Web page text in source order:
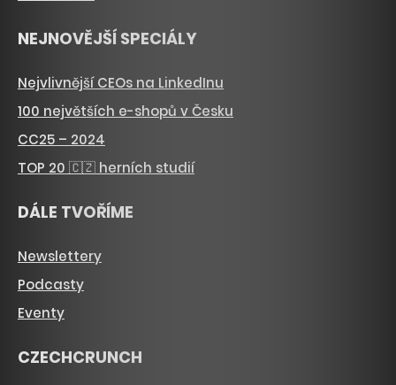
NEJNOVĚJŠÍ SPECIÁLY
Nejvlivnější CEOs na LinkedInu
100 největších e-shopů v Česku
CC25 – 2024
TOP 20 🇨🇿 herních studií
DÁLE TVOŘÍME
Newslettery
Podcasty
Eventy
CZECHCRUNCH